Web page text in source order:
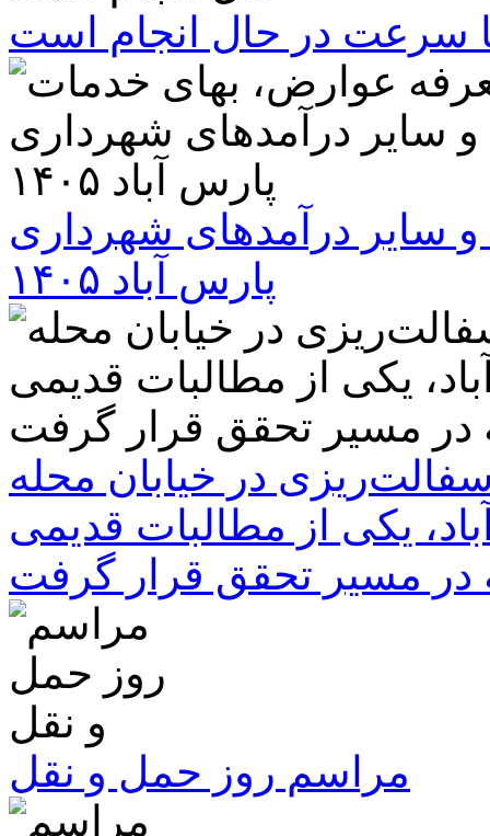
سرعت در حال انجام است
سایر درآمدهای شهرداری
پارس آباد ۱۴۰۵
در خیابان محله
یکی از مطالبات قدیمی
در مسیر تحقق قرار گرفت
مراسم روز حمل و نقل